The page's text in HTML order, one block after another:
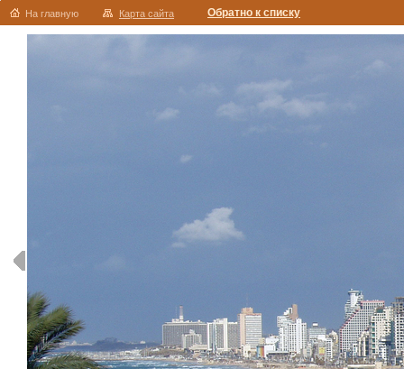
На главную Карта сайта Обратно к списку